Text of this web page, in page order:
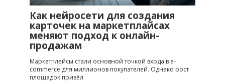
Как нейросети для создания
карточек на маркетплайсах
меняют подход к онлайн-
продажам
Маркетплейсы стали основной точкой входа в e-
commerce для миллионов покупателей. Однако рост
площадок привёл